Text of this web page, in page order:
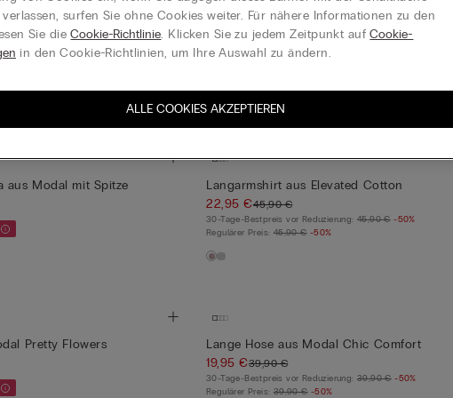
Pretty Flowers
Langer, vorne offener Pyjama aus Modal
59,90 €
+1
aus Modal mit Spitze
Langarmshirt aus Elevated Cotton
22,95 €45,90 €
30-Tage-Bestpreis vor Reduzierung: 45,90 € -50%
Regulärer Preis: 45,90 € -50%
Pretty Flowers
Lange Hose aus Modal Chic Comfort
19,95 €39,90 €
30-Tage-Bestpreis vor Reduzierung: 39,90 € -50%
Regulärer Preis: 39,90 € -50%
surfen Sie ohne Cookies weiter. Für nähere Informationen zu den
Sie dieCookie-Richtlinie. Klicken Sie zu jedem Zeitpunkt aufCookie-
in den Cookie-Richtlinien, um Ihre Auswahl zu ändern.
ALLE COOKIES AKZEPTIEREN